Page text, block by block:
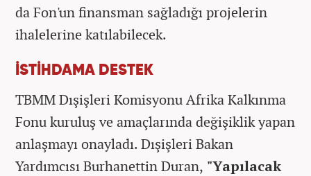
da Fon'un finansman sağladığı projelerin
ihalelerine katılabilecek.
İSTİHDAMA DESTEK
TBMM Dışişleri Komisyonu Afrika Kalkınma
Fonu kuruluş ve amaçlarında değişiklik yapan
anlaşmayı onayladı. Dışişleri Bakan
Yardımcısı Burhanettin Duran, "Yapılacak